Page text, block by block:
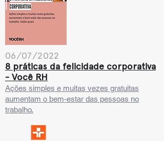
06/07/2022
8 práticas da felicidade corporativa
- Você RH
Ações simples e muitas vezes gratuitas
aumentam o bem-estar das pessoas no
trabalho.